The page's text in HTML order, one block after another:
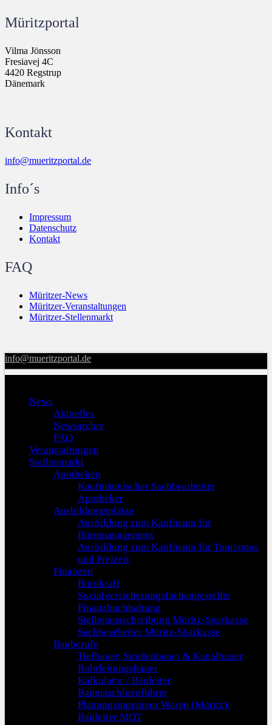
Müritzportal
Vilma Jönsson
Fresiavej 4C
4420 Regstrup
Dänemark
Kontakt
info@mueritzportal.de
Info´s
Impressum
Datenschutz
Kontakt
FAQ
Müritzer-News
Müritzer-Veranstaltungen
Müritzer-Stellenmarkt
info@mueritzportal.de
News
Aktuelles
Newsarchiv
FAQ
Veranstaltungen
Stellenmarkt
Apotheken
Kaufmännischer Sachbearbeiter
Apotheker
Ausbildungsplätze
Ausbildung zum Kaufmann für
Büromanagement
Ausbildung zum Kaufmann für Tourismus
und Freizeit
Finanzen
Bürokraft
Sozialversicherungsfachangestellte
Finanzbuchhaltung
Stellenausschreibung Müritz-Sparkasse
Sachbearbeiter Müritz-Sparkasse
Bauberufe
Tiefbauer, Straßenbauer & Kanalbauer
Rohrleitungsbauer
Kalkulator / Bauleiter
Baumaschinenführer
Planungsingenieur Waren (Müritz):
Bauleiter MOT